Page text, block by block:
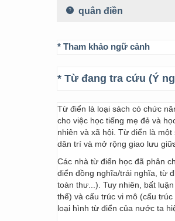
quân điền
* Tham khảo ngữ cảnh
* Từ đang tra cứu (Ý
Từ điển là loại sách có chức
cho việc học tiếng mẹ đẻ và
nhiên và xã hội. Từ điển là
dân trí và mở rộng giao lưu
Các nhà từ điển học đã phân
điển đồng nghĩa/trái nghĩa, từ
toàn thư...). Tuy nhiên, bất
thể) và cấu trúc vi mô (cấu
loại hình từ điển của nước ta